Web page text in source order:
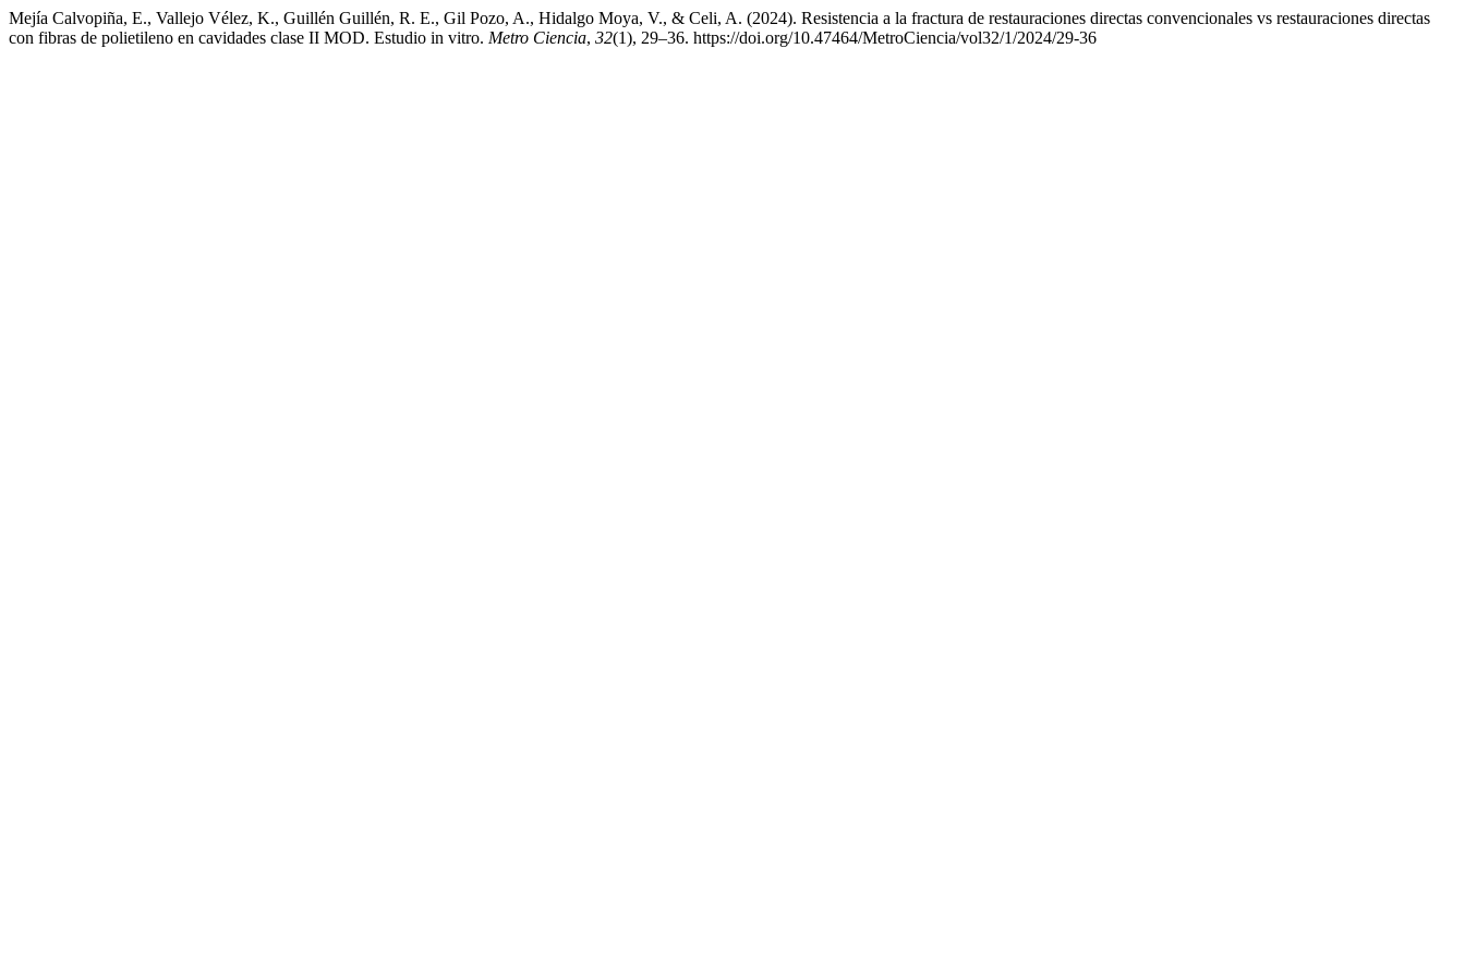
Mejía Calvopiña, E., Vallejo Vélez, K., Guillén Guillén, R. E., Gil Pozo, A., Hidalgo Moya, V., & Celi, A. (2024). Resistencia a la fractura de restauraciones directas convencionales vs restauraciones directas
con fibras de polietileno en cavidades clase II MOD. Estudio in vitro. Metro Ciencia, 32(1), 29–36. https://doi.org/10.47464/MetroCiencia/vol32/1/2024/29-36